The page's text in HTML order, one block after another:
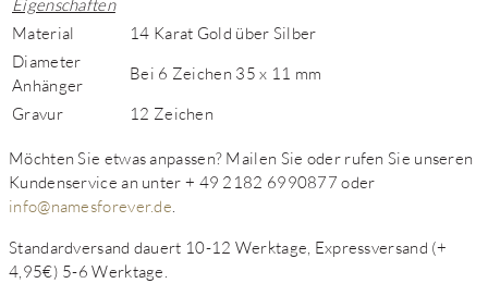
Eigenschaften
Material
14 Karat Gold über Silber
Diameter
Anhänger
Bei 6 Zeichen 35 x 11 mm
Gravur 12 Zeichen
Möchten Sie etwas anpassen? Mailen Sie oder rufen Sie unseren
Kundenservice an unter + 49 2182 6990877 oder
info@namesforever.de
Standardversand dauert 10-12 Werktage, Expressversand (+
4,95€) 5-6 Werktage.